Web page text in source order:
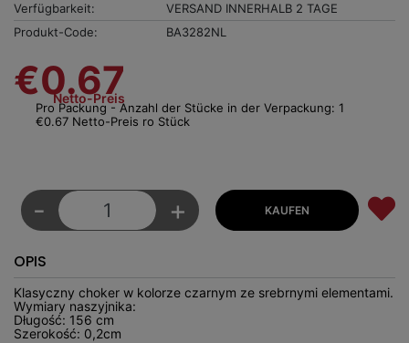
Verfügbarkeit:
VERSAND INNERHALB 2 TAGE
Produkt-Code:
BA3282NL
€0.67
Netto-Preis
Pro Packung - Anzahl der Stücke in der Verpackung: 1
€0.67 Netto-Preis ro Stück
- +
OPIS
Klasyczny choker w kolorze czarnym ze srebrnymi elementami.
Wymiary naszyjnika:
Długość: 156 cm
Szerokość: 0,2cm